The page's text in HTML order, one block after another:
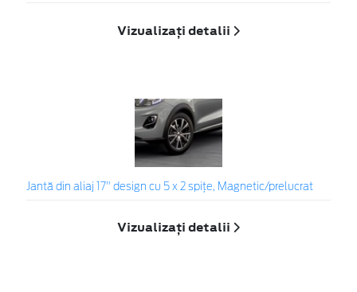
Vizualizați detalii
Jantă din aliaj 17" design cu 5 x 2 spițe, Magnetic/prelucrat
Vizualizați detalii